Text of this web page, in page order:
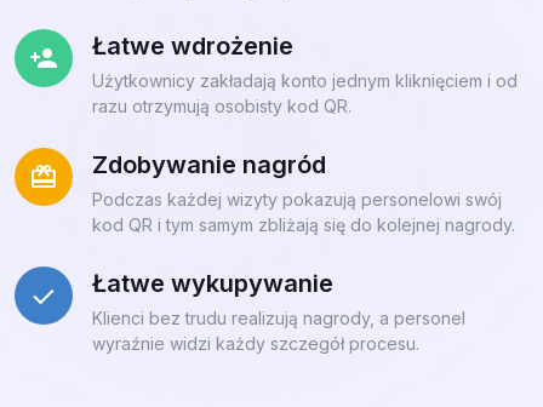
Łatwe wdrożenie
Użytkownicy zakładają konto jednym kliknięciem i od
razu otrzymują osobisty kod QR.
Zdobywanie nagród
Podczas każdej wizyty pokazują personelowi swój
kod QR i tym samym zbliżają się do kolejnej nagrody.
Łatwe wykupywanie
Klienci bez trudu realizują nagrody, a personel
wyraźnie widzi każdy szczegół procesu.